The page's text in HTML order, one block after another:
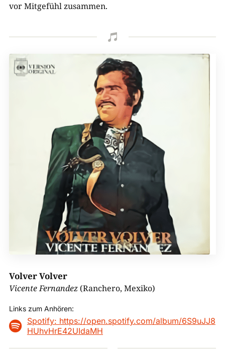
vor Mitgefühl zusammen.

Volver Volver
Vicente Fernandez (Ranchero, Mexiko)
Links zum Anhören:

Spotify: https://open.spotify.com/album/6S9uJJ8
HUhvHrE42UIdaMH